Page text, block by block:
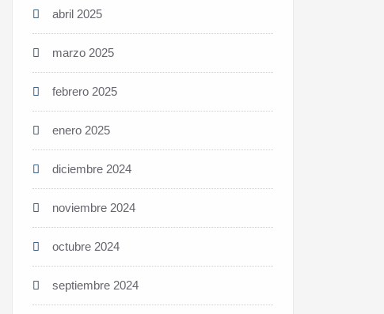
abril 2025
marzo 2025
febrero 2025
enero 2025
diciembre 2024
noviembre 2024
octubre 2024
septiembre 2024